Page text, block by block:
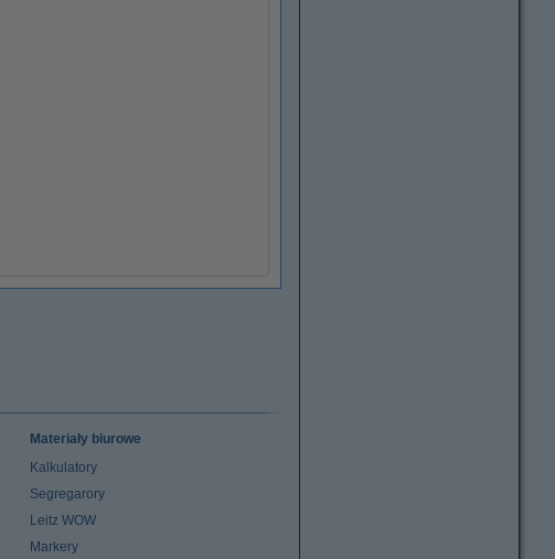
Materiały biurowe
Kalkulatory
Segregarory
Leitz WOW
Markery